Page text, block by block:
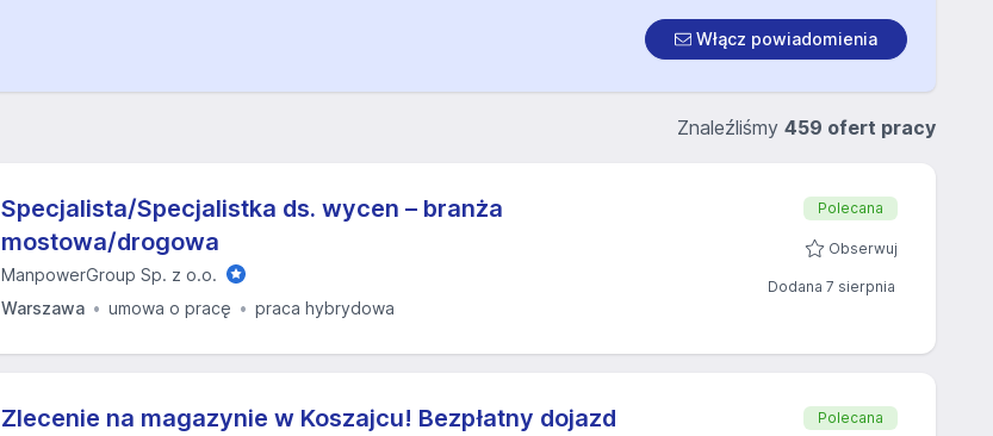
Włącz powiadomienia
Znaleźliśmy 459 ofert pracy
Specjalista/Specjalistka ds. wycen – branża
mostowa/drogowa
ManpowerGroup Sp. z o.o.
Warszawa
umowa o pracę praca hybrydowa
Polecana
Obserwuj
Dodana 7 sierpnia
Zlecenie na magazynie w Koszajcu! Bezpłatny dojazd
Polecana